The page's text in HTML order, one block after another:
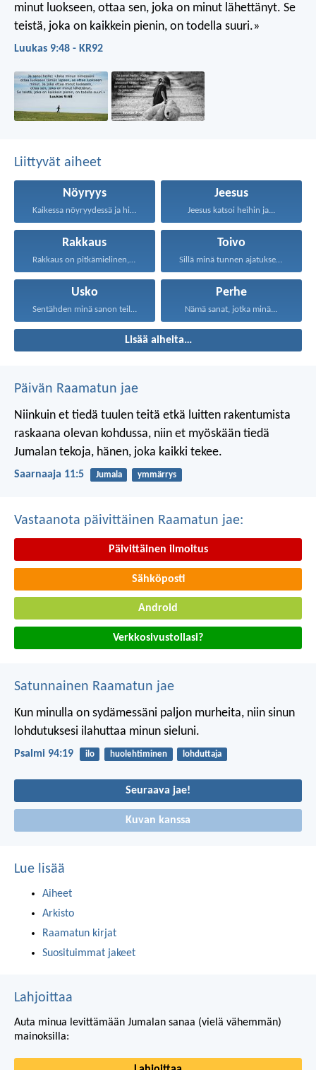
minut luokseen, ottaa sen, joka on minut lähettänyt. Se
teistä, joka on kaikkein pienin, on todella suuri.»
Luukas 9:48 - KR92
Liittyvät aiheet
Nöyryys
Kaikessa nöyryydessä ja hiljaisuudessa...
Jeesus
Jeesus katsoi heihin ja...
Rakkaus
Rakkaus on pitkämielinen, rakkaus...
Toivo
Sillä minä tunnen ajatukseni...
Usko
Sentähden minä sanon teille...
Perhe
Nämä sanat, jotka minä...
Lisää aiheita…
Päivän Raamatun jae
Niinkuin et tiedä tuulen teitä etkä luitten rakentumista
raskaana olevan kohdussa, niin et myöskään tiedä
Jumalan tekoja, hänen, joka kaikki tekee.
Saarnaaja 11:5 Jumala ymmärrys
Vastaanota päivittäinen Raamatun jae:
Päivittäinen ilmoitus
Sähköposti
Android
Verkkosivustollasi?
Satunnainen Raamatun jae
Kun minulla on sydämessäni paljon murheita, niin sinun
lohdutuksesi ilahuttaa minun sieluni.
Psalmi 94:19 ilo huolehtiminen lohduttaja
Seuraava jae!
Kuvan kanssa
Lue lisää
Aiheet
Arkisto
Raamatun kirjat
Suosituimmat jakeet
Lahjoittaa
Auta minua levittämään Jumalan sanaa (vielä vähemmän)
mainoksilla: